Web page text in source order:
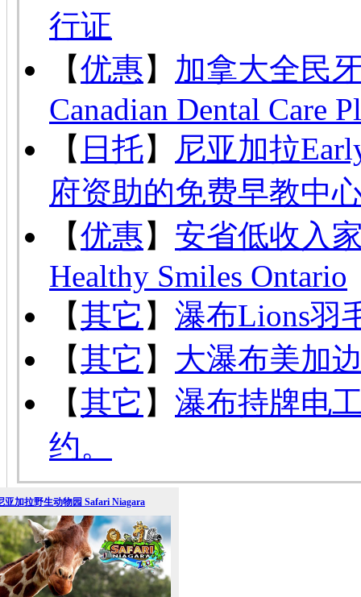
行证
【优惠】 加拿大全民
Canadian Dental Care
【 日托】
尼亚加拉
府资助的免费早教中
【优惠】 安省低收入
Healthy Smiles Ontario
【其它 】 瀑布Lions羽
【其它 】 大瀑布美加
【其它 】 瀑布持牌电
约。
亚加拉野生动物园 Safari Niagara